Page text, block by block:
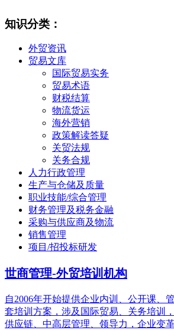
知识分类：
外贸资讯
贸易文库
国际贸易实务
贸易术语
财税结算
物流货运
海外营销
政策解读答疑
关贸法规
关务合规
人力行政管理
生产与仓储及质量
职业技能/综合管理
财务管理及税务金融
采购与供应商及物流
销售管理
项目/招投标研发
世商管理-外贸培训机构
自2006年开始提供企业内训、公开课、
套培训方案，涉及国际贸易、关务培训
供应链、中高层管理、领导力，企业变